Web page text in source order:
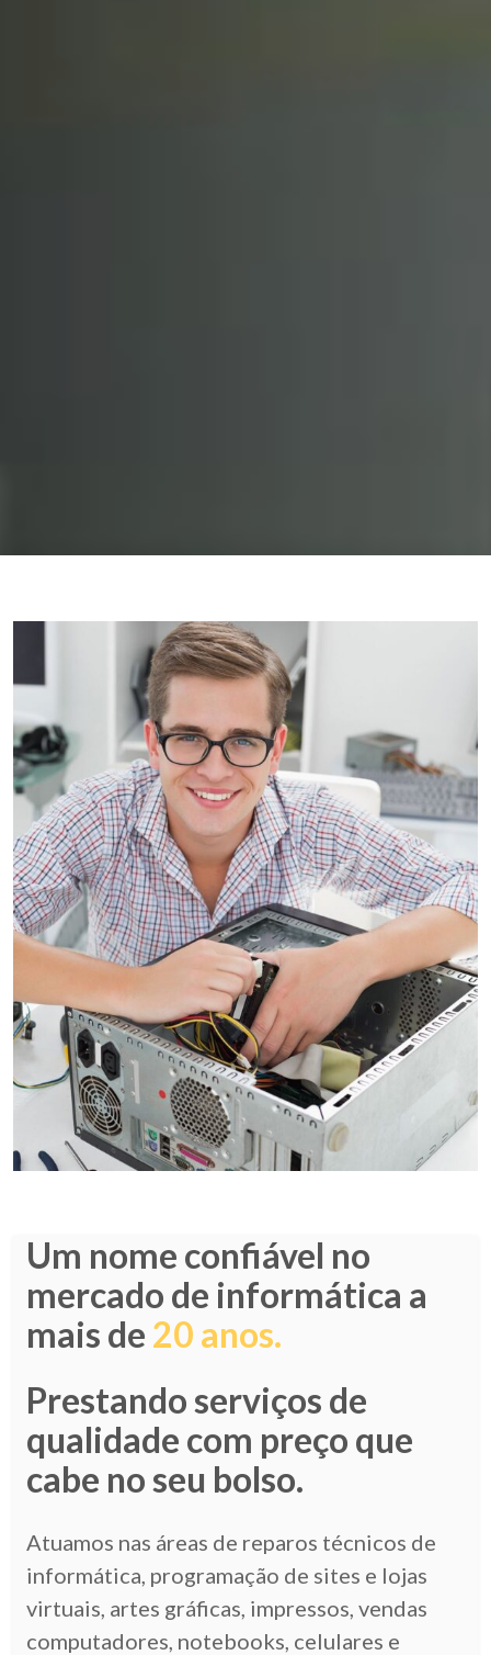
Um nome confiável no
mercado de informática a
mais de 20 anos.
Prestando serviços de
qualidade com preço que
cabe no seu bolso.
Atuamos nas áreas de reparos técnicos de
informática, programação de sites e lojas
virtuais, artes gráficas, impressos, vendas
computadores, notebooks, celulares e